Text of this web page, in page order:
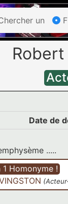
un
Robert
Date de
.....
Homonyme !